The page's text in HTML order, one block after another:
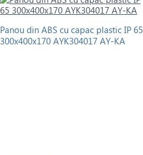
Panou din ABS cu capac plastic IP 65
300x400x170 AYK304017 AY-KA